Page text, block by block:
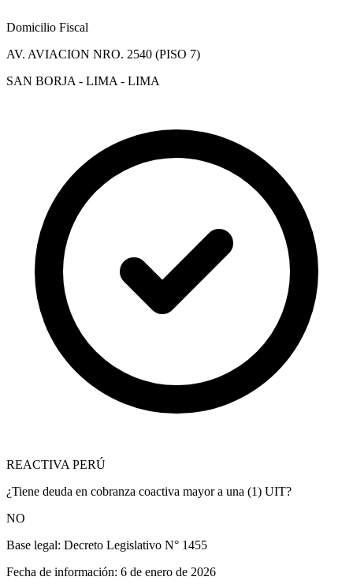
Domicilio Fiscal
AV. AVIACION NRO. 2540 (PISO 7)
SAN BORJA - LIMA - LIMA
REACTIVA PERÚ
¿Tiene deuda en cobranza coactiva mayor a una (1) UIT?
NO
Base legal: Decreto Legislativo N° 1455
Fecha de información: 6 de enero de 2026